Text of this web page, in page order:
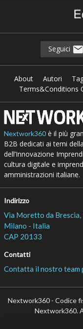
Seguici
About Autori
Terms&Conditions
Nextwork360è il più
B2B dedicati ai temi
dell’Innovazione
cultura digitale e
amministrazioni italiane.
Indirizzo
Via Moretto da Brescia,
Milano - Italia
CAP 20133
Contatti
Contatta il nostro team
Nextwork360 - Codice
Nextwork360.